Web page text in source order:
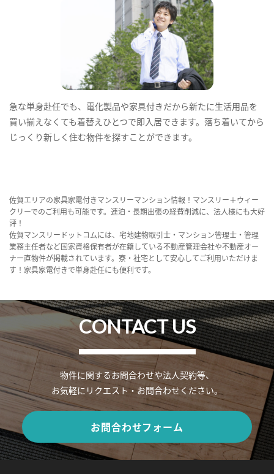
急な単身赴任でも、電化製品や家具付きだから新たに生活用品を
買い揃えなくても着替えひとつで即入居できます。落ち着いてから
じっくり新しく住む物件を探すことができます。
佐賀エリアの家具家電付きマンスリーマンション情報！マンスリー＋ウィー
クリーでのご利用も可能です。連泊・長期出張の経費削減に、法人様にも大好
評！
佐賀マンスリードットコムには、宅地建物取引士・マンション管理士・管理
業務主任者など国家資格保有者が在籍している不動産管理会社や不動産オー
ナー直物件が掲載されています。寮・社宅として安心してご利用いただけま
す！家具家電付きで単身赴任にも便利です。
CONTACT US
物件に関するお問合わせや法人契約等、
お気軽にリクエスト・お問合わせください。
お問合わせフォーム